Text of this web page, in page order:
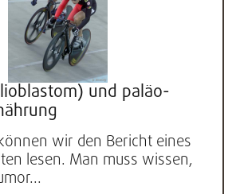
und paläo-
wir den Bericht eines
lesen. Man muss wissen,